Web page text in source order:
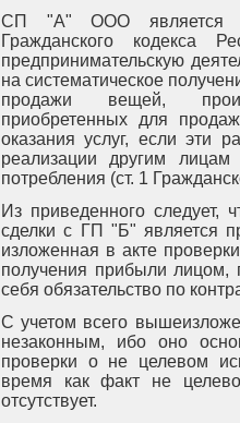
СП "А" ООО является
Гражданского кодекса
предпринимательскую
на систематическое
продажи вещей,
приобретенных для
оказания услуг, если эти
реализации другим
потребления (ст. 1
Из приведенного
сделки с ГП "Б" является
изложенная в акте
получения прибыли
себя обязательство по
С учетом всего
незаконным, ибо оно
проверки о не целевом
время как факт не
отсутствует.